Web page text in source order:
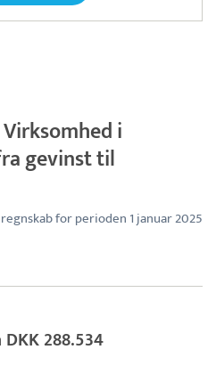
i
gevinst til
for perioden 1 januar 2025
288.534